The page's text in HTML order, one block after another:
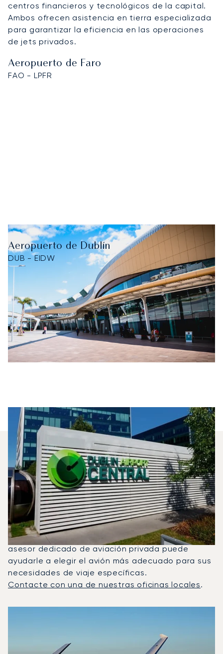
centros financieros y tecnológicos de la capital.
Ambos ofrecen asistencia en tierra especializada
para garantizar la eficiencia en las operaciones
de jets privados.
Aeropuerto de Faro
FAO - LPFR
Aeropuerto de Dublín
DUB - EIDW
¿Qué Jets Privados Se
Alquilan Con Más Frecuencia
Entre Faro Y Dublín?
En 2025, el Citation M2, el Beechjet 400A y el
Citation Latitude fueron los jets privados más
utilizados para vuelos entre Dublín y Faro. Un
asesor dedicado de aviación privada puede
ayudarle a elegir el avión más adecuado para sus
necesidades de viaje específicas.
Contacte con una de nuestras oficinas locales.